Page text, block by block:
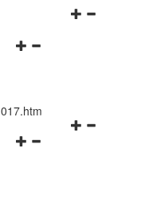
Navigationsmenü
Navigationsmenü